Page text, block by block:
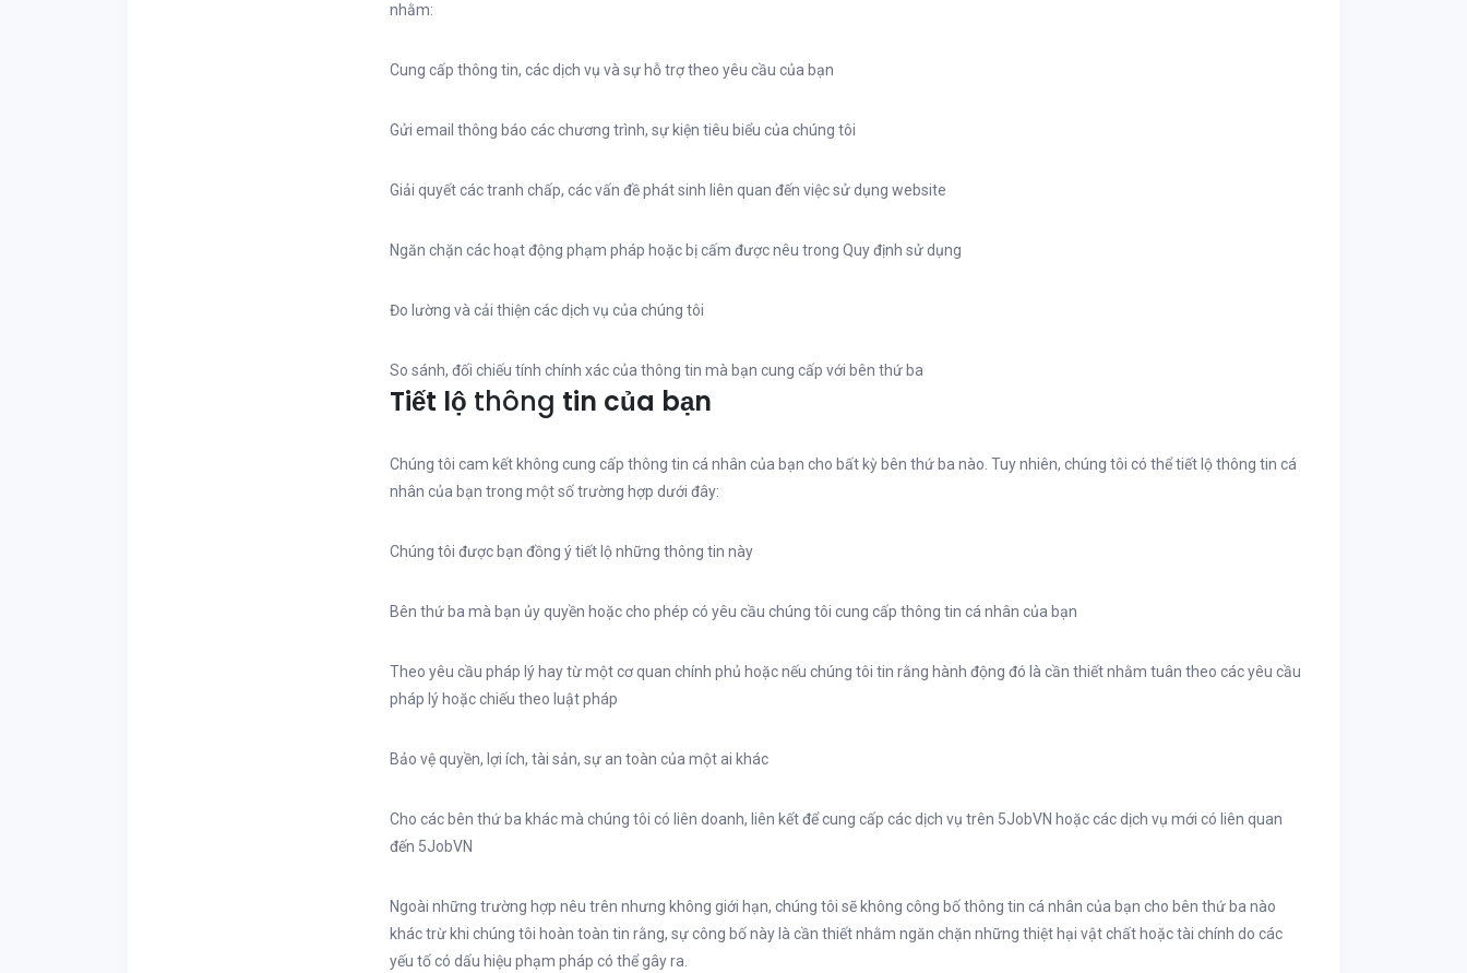
nhằm:
Cung cấp thông tin, các dịch vụ và sự hỗ trợ theo yêu cầu của bạn
Gửi email thông báo các chương trình, sự kiện tiêu biểu của chúng tôi
Giải quyết các tranh chấp, các vấn đề phát sinh liên quan đến việc sử dụng website
Ngăn chặn các hoạt động phạm pháp hoặc bị cấm được nêu trong Quy định sử dụng
Đo lường và cải thiện các dịch vụ của chúng tôi
So sánh, đối chiếu tính chính xác của thông tin mà bạn cung cấp với bên thứ ba
Tiết lộ thông tin của bạn
Chúng tôi cam kết không cung cấp thông tin cá nhân của bạn cho bất kỳ bên thứ ba nào. Tuy nhiên, chúng tôi có thể tiết lộ thông tin cá
nhân của bạn trong một số trường hợp dưới đây:
Chúng tôi được bạn đồng ý tiết lộ những thông tin này
Bên thứ ba mà bạn ủy quyền hoặc cho phép có yêu cầu chúng tôi cung cấp thông tin cá nhân của bạn
Theo yêu cầu pháp lý hay từ một cơ quan chính phủ hoặc nếu chúng tôi tin rằng hành động đó là cần thiết nhằm tuân theo các yêu cầu
pháp lý hoặc chiếu theo luật pháp
Bảo vệ quyền, lợi ích, tài sản, sự an toàn của một ai khác
Cho các bên thứ ba khác mà chúng tôi có liên doanh, liên kết để cung cấp các dịch vụ trên 5JobVN hoặc các dịch vụ mới có liên quan
đến 5JobVN
Ngoài những trường hợp nêu trên nhưng không giới hạn, chúng tôi sẽ không công bố thông tin cá nhân của bạn cho bên thứ ba nào
khác trừ khi chúng tôi hoàn toàn tin rằng, sự công bố này là cần thiết nhằm ngăn chặn những thiệt hại vật chất hoặc tài chính do các
yếu tố có dấu hiệu phạm pháp có thể gây ra.